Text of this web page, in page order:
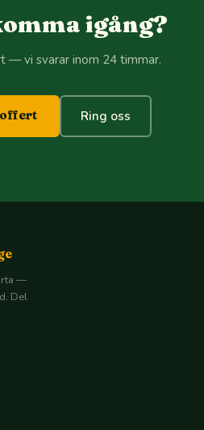
igång?
— vi svarar inom 24 timmar.
Ring oss
—
Del